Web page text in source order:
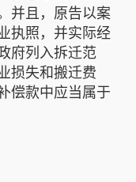
并且，原告以案
执照，并实际经
府列入拆迁范
损失和搬迁费
偿款中应当属于